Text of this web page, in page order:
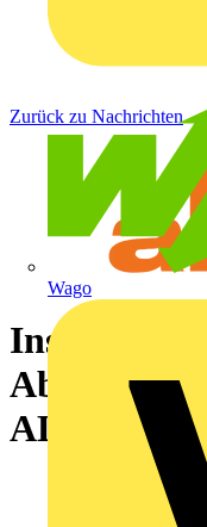
Wago
Zurück zu Nachrichten
Installation
Abgleich
ALRE